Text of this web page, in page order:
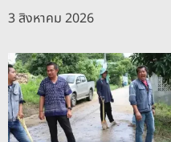
3 สิงหาคม 2026